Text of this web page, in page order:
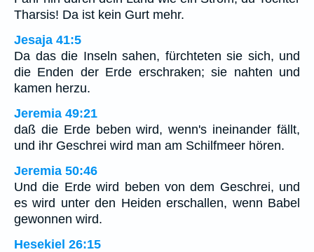
Tharsis! Da ist kein Gurt mehr.
Jesaja 41:5
Da das die Inseln sahen, fürchteten sie sich, und
die Enden der Erde erschraken; sie nahten und
kamen herzu.
Jeremia 49:21
daß die Erde beben wird, wenn's ineinander fällt,
und ihr Geschrei wird man am Schilfmeer hören.
Jeremia 50:46
Und die Erde wird beben von dem Geschrei, und
es wird unter den Heiden erschallen, wenn Babel
gewonnen wird.
Hesekiel 26:15